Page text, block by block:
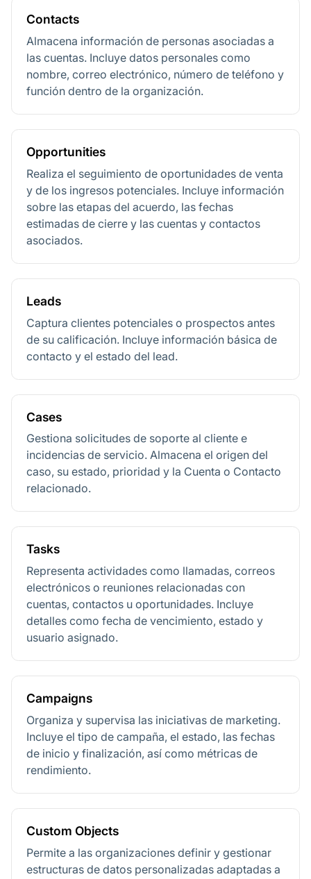
Contacts
Almacena información de personas asociadas a
las cuentas. Incluye datos personales como
nombre, correo electrónico, número de teléfono y
función dentro de la organización.
Opportunities
Realiza el seguimiento de oportunidades de venta
y de los ingresos potenciales. Incluye información
sobre las etapas del acuerdo, las fechas
estimadas de cierre y las cuentas y contactos
asociados.
Leads
Captura clientes potenciales o prospectos antes
de su calificación. Incluye información básica de
contacto y el estado del lead.
Cases
Gestiona solicitudes de soporte al cliente e
incidencias de servicio. Almacena el origen del
caso, su estado, prioridad y la Cuenta o Contacto
relacionado.
Tasks
Representa actividades como llamadas, correos
electrónicos o reuniones relacionadas con
cuentas, contactos u oportunidades. Incluye
detalles como fecha de vencimiento, estado y
usuario asignado.
Campaigns
Organiza y supervisa las iniciativas de marketing.
Incluye el tipo de campaña, el estado, las fechas
de inicio y finalización, así como métricas de
rendimiento.
Custom Objects
Permite a las organizaciones definir y gestionar
estructuras de datos personalizadas adaptadas a